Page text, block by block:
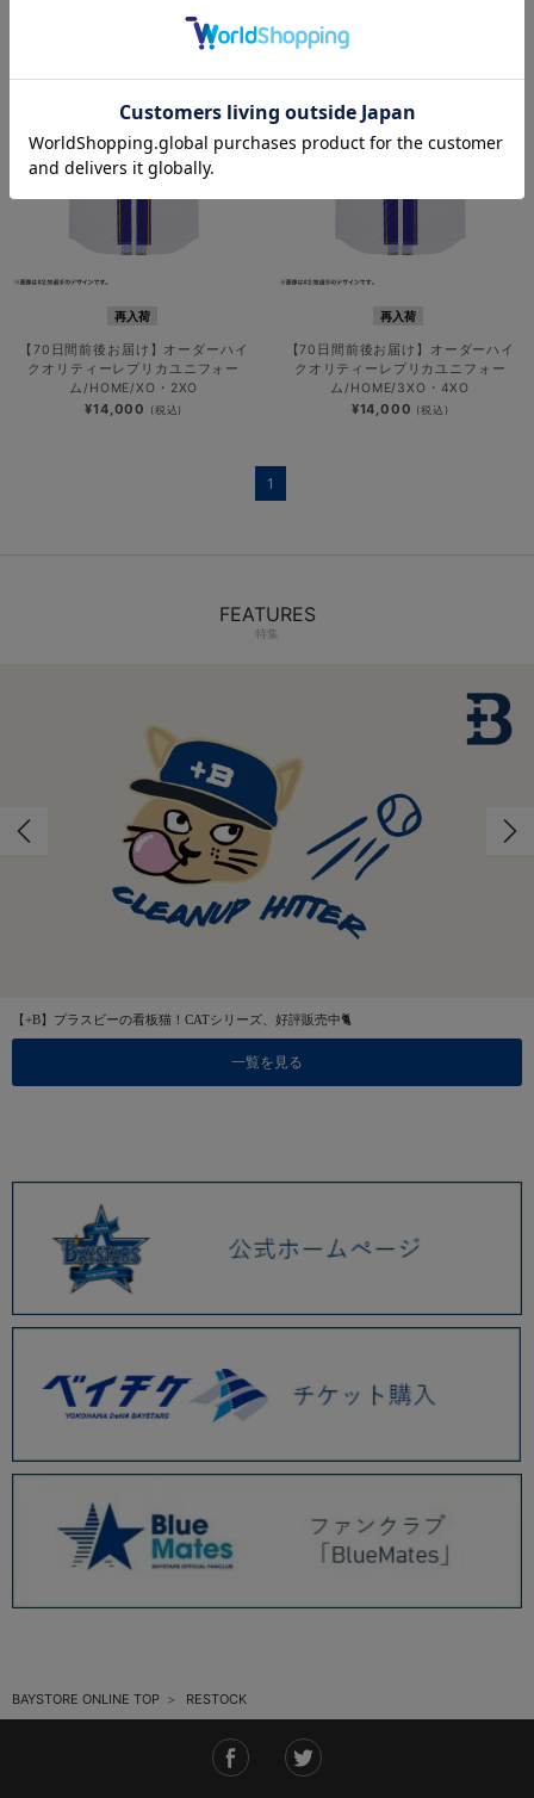
再入荷
【70日間前後お届け】オーダーハイ
クオリティーレプリカユニフォー
ム/HOME/XO・2XO
¥14,000 (税込)
再入荷
【70日間前後お届け】オーダーハイ
クオリティーレプリカユニフォー
ム/HOME/3XO・4XO
¥14,000 (税込)
1
FEATURES
特集
【+B】プラスビーの看板猫！CATシリーズ、好評販売中🐈
一覧を見る
BAYSTORE ONLINE TOP RESTOCK